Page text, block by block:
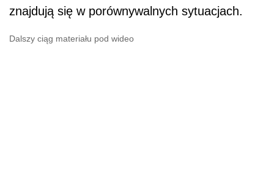
znajdują się w porównywalnych sytuacjach.
Dalszy ciąg materiału pod wideo